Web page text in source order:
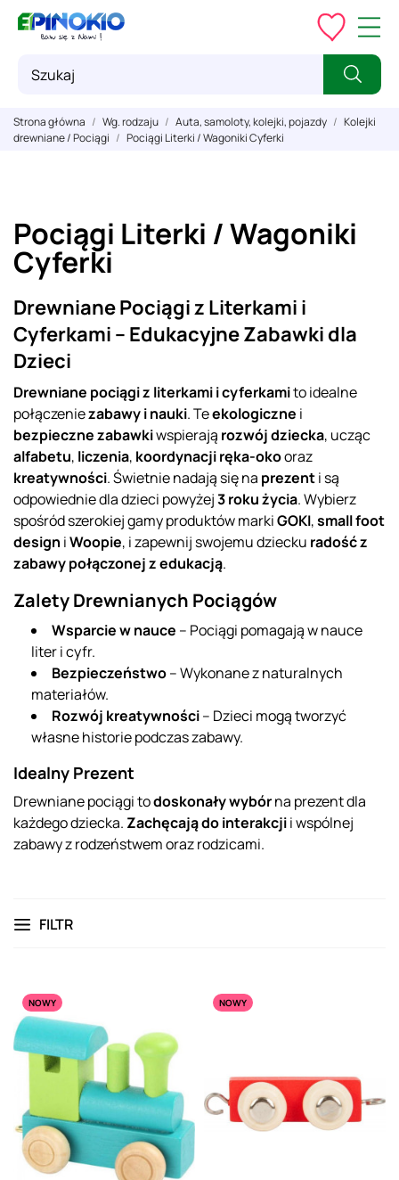
Strona główna Wg. rodzaju Auta, samoloty, kolejki, pojazdy
Kolejki
drewniane / Pociągi
Pociągi Literki / Wagoniki Cyferki
Pociągi Literki / Wagoniki
Cyferki
Drewniane Pociągi z Literkami i
Cyferkami – Edukacyjne Zabawki dla
Dzieci
Drewniane pociągi z literkami i cyferkamito idealne
połączeniezabawy i nauki. Teekologiczne i
bezpieczne zabawkiwspierają rozwój dziecka, ucząc
alfabetu, liczenia, koordynacji ręka-okooraz
kreatywności. Świetnie nadają się na prezenti są
odpowiednie dla dzieci powyżej3 roku życia. Wybierz
spośród szerokiej gamy produktów markiGOKI,small foot
design iWoopie, i zapewnij swojemu dziecku radość z
zabawy połączonej z edukacją.
Zalety Drewnianych Pociągów
Wsparcie w nauce – Pociągi pomagają w nauce
liter i cyfr.
Bezpieczeństwo– Wykonane z naturalnych
materiałów.
Rozwój kreatywności– Dzieci mogą tworzyć
własne historie podczas zabawy.
Idealny Prezent
Drewniane pociągi todoskonały wybórna prezent dla
każdego dziecka. Zachęcają do interakcjii wspólnej
zabawy z rodzeństwem oraz rodzicami.
FILTR
NOWY NOWY